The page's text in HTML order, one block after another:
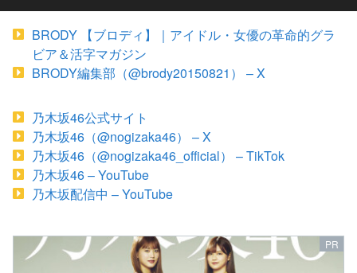
BRODY 【ブロディ】｜アイドル・女優の革命的グラ
ビア＆活字マガジン
BRODY編集部（@brody20150821） – X
乃木坂46公式サイト
乃木坂46（@nogizaka46） – X
乃木坂46（@nogizaka46_official） – TikTok
乃木坂46 – YouTube
乃木坂配信中 – YouTube